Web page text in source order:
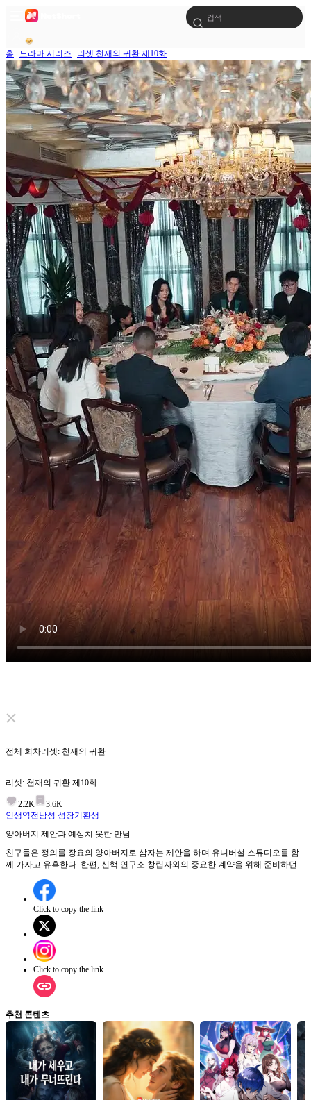
홈 드라마 시리즈 리셋 천재의 귀환 제10화
Click to unmute
정의 오빠를 양아버지로
삼으면 어때?
전체 회차리셋: 천재의 귀환
리셋: 천재의 귀환 제 10화
2.2K
3.6K
인생역전남성 성장기 환생
양아버지 제안과 예상치 못한 만남
친구들은 정의를 장요의 양아버지로 삼자는 제안을 하며 유니버설 스튜디오를 함
께 가자고 유혹한다. 한편, 신핵 연구소 창립자와의 중요한 계약을 위해 준비하던
체는 누구일까?
Click to copy the link
Click to copy the link
추천 콘텐츠